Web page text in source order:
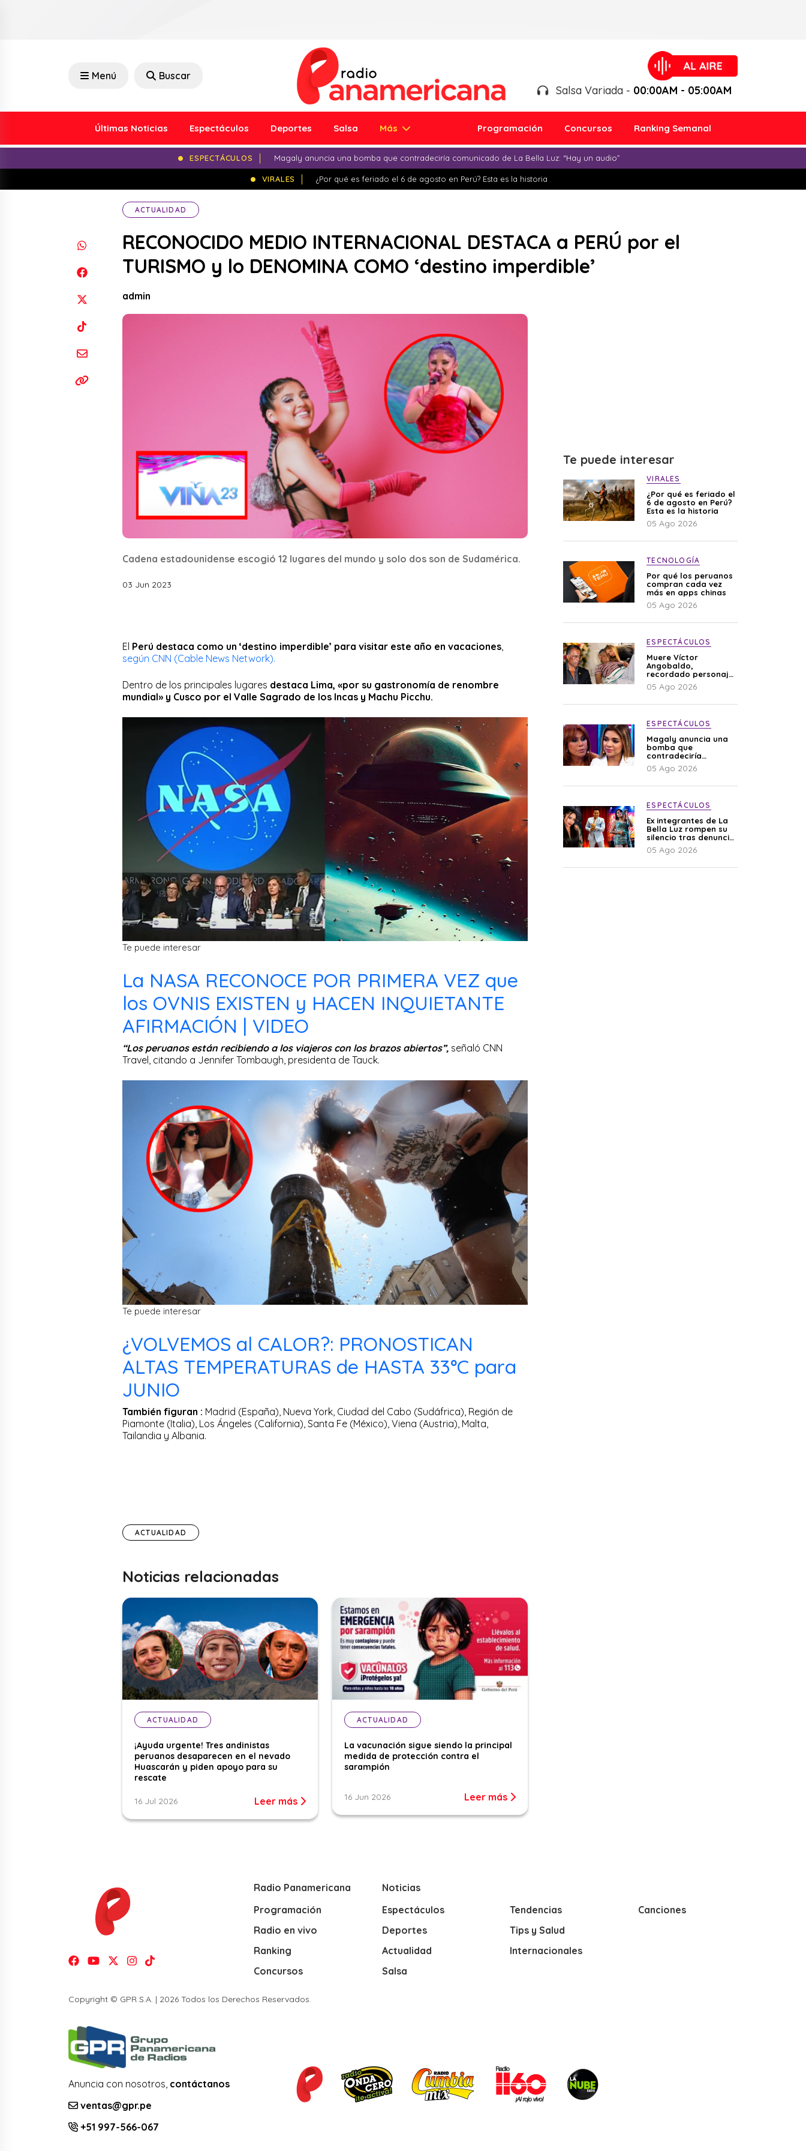
Menú Buscar
Salsa Variada - 00:00AM - 05:00AM
Últimas Noticias Espectáculos Deportes Salsa Más Programación Concursos Ranking Semanal
ESPECTÁCULOS Magaly anuncia una bomba que contradeciría comunicado de La Bella Luz: “Hay un audio”
VIRALES ¿Por qué es feriado el 6 de agosto en Perú? Esta es la historia
ACTUALIDAD
RECONOCIDO MEDIO INTERNACIONAL DESTACA a PERÚ por el
TURISMO y lo DENOMINA COMO ‘destino imperdible’
admin
Cadena estadounidense escogió 12 lugares del mundo y solo dos son de Sudamérica.
03 Jun 2023
El Perú destaca como un ‘destino imperdible’ para visitar este año en vacaciones
según CNN (Cable News Network).
Dentro de los principales lugares destaca Lima, «por su gastronomía de renombre
mundial» y Cusco por el Valle Sagrado de los Incas y Machu Picchu.
Te puede interesar
La NASA RECONOCE POR PRIMERA VEZ que
los OVNIS EXISTEN y HACEN INQUIETANTE
AFIRMACIÓN | VIDEO
“Los peruanos están recibiendo a los viajeros con los brazos abiertos”, señaló CNN
Travel, citando a Jennifer Tombaugh, presidenta de Tauck.
Te puede interesar
¿VOLVEMOS al CALOR?: PRONOSTICAN
ALTAS TEMPERATURAS de HASTA 33°C para
JUNIO
También figuran : Madrid (España), Nueva York, Ciudad del Cabo (Sudáfrica), Región de
Piamonte (Italia), Los Ángeles (California), Santa Fe (México), Viena (Austria), Malta,
Tailandia y Albania.
ACTUALIDAD
Noticias relacionadas
ACTUALIDAD
¡Ayuda urgente! Tres andinistas
peruanos desaparecen en el nevado
Huascarán y piden apoyo para su
rescate
16 Jul 2026 Leer más
ACTUALIDAD
La vacunación sigue siendo la principal
medida de protección contra el
sarampión
16 Jun 2026 Leer más
Te puede interesar
VIRALES
¿Por qué es feriado el
6 de agosto en Perú?
Esta es la historia
05 Ago 2026
TECNOLOGÍA
Por qué los peruanos
compran cada vez
más en apps chinas
05 Ago 2026
ESPECTÁCULOS
Muere Víctor
Angobaldo,
recordado personaje
de la farándula y
expareja de Shirley
05 Ago 2026
ESPECTÁCULOS
Magaly anuncia una
bomba que
contradeciría
comunicado de La
Bella Luz: “Hay un
05 Ago 2026
ESPECTÁCULOS
Ex integrantes de La
Bella Luz rompen su
silencio tras denuncia
de Naldy: “Todo el
mundo lo sabía”
05 Ago 2026
Radio Panamericana
Programación
Radio en vivo
Ranking
Concursos
Noticias
Espectáculos
Deportes
Actualidad
Salsa
Tendencias
Tips y Salud
Internacionales
Canciones
Copyright © GPR S.A. | 2026 Todos los Derechos Reservados.
Anuncia con nosotros, contáctanos
ventas@gpr.pe
+51 997-566-067